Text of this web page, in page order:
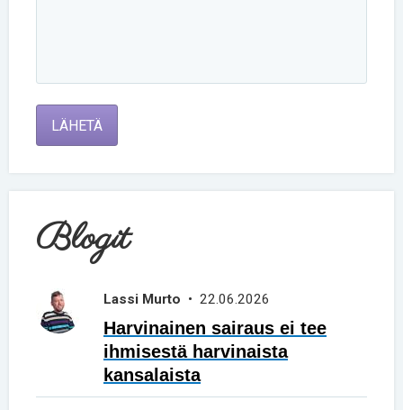
LÄHETÄ
Blogit
Lassi Murto • 22.06.2026
Harvinainen sairaus ei tee
ihmisestä harvinaista
kansalaista